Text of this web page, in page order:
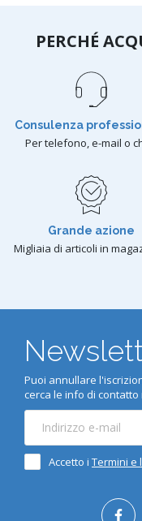
PERCHÉ
Consulenza
Per telefono, e-mail o
Grande azione
Migliaia di articoli in
Puoi annullare
cerca le info di
Accetto i Termini e